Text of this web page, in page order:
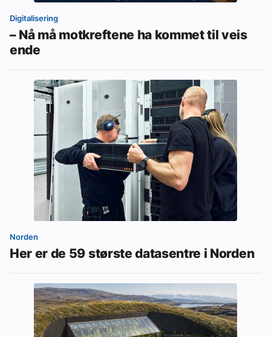
Digitalisering
– Nå må motkreftene ha kommet til veis
ende
Norden
Her er de 59 største datasentre i Norden